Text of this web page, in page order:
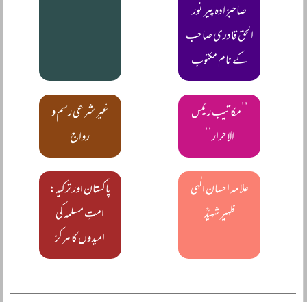
صاحبزادہ پیر نور
الحق قادری صاحب
کے نام مکتوب
’’مکاتیب رئیس
الاحرار‘‘
غیر شرعی رسم و
رواج
علامہ احسان الٰہی
ظہیر شہیدؒ
پاکستان اور ترکیہ:
امتِ مسلمہ کی
امیدوں کا مرکز